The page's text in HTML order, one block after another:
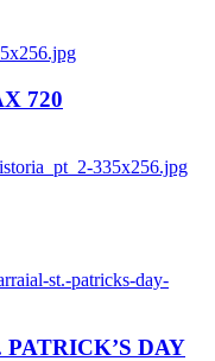
720
335x256.jpg
st.-patricks-day-
DAY